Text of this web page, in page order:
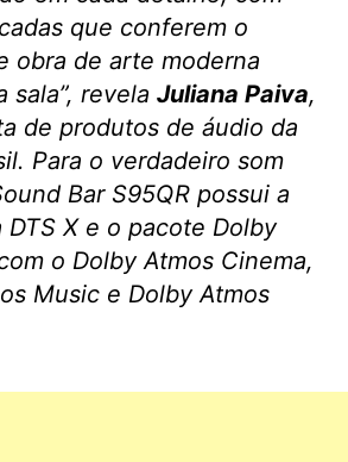
que conferem o
obra de arte moderna
sala”, revela Juliana Paiva,
de produtos de áudio da
Para o verdadeiro som
Bar S95QR possui a
X e o pacote Dolby
o Dolby Atmos Cinema,
Music e Dolby Atmos